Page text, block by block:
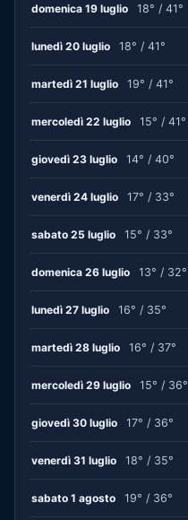
domenica 19 luglio 18° / 41°
lunedì 20 luglio 18° / 41°
martedì 21 luglio 19° / 41°
mercoledì 22 luglio 15° / 41°
giovedì 23 luglio 14° / 40°
venerdì 24 luglio 17° / 33°
sabato 25 luglio 15° / 33°
domenica 26 luglio 13° / 32°
lunedì 27 luglio 16° / 35°
martedì 28 luglio 16° / 37°
mercoledì 29 luglio 15° / 36°
giovedì 30 luglio 17° / 36°
venerdì 31 luglio 18° / 35°
sabato 1 agosto 19° / 36°